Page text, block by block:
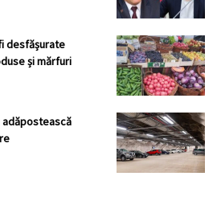
desfășurate
și mărfuri
adăpostească